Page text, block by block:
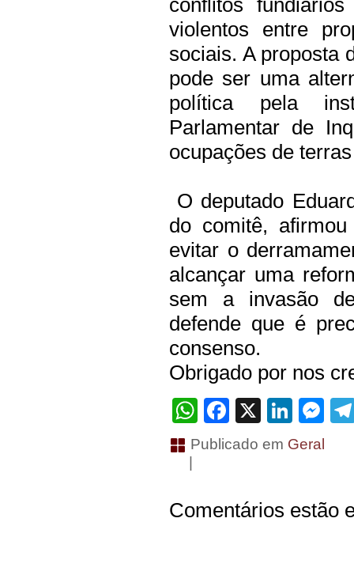
conflitos
violentos entre
sociais. A proposta
pode ser uma
política pela
Parlamentar de
ocupações de
O deputado
do comitê,
evitar o
alcançar uma
sem a invasão
defende que é
consenso.
Obrigado por nos
WhatsApp
Facebook
X
Publicado em Geral
Comentários estão